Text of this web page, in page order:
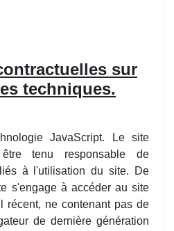
sur
techniques.
JavaScript. Le site
tenu responsable de
à l'utilisation du site. De
s'engage à accéder au site
récent, ne contenant pas de
de dernière génération